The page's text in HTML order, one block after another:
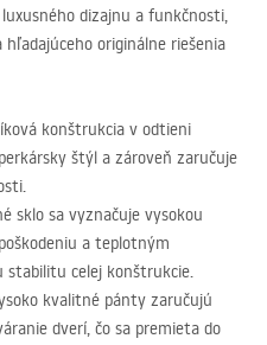
dizajnu a funkčnosti,
originálne riešenia
konštrukcia v odtieni
štýl a zároveň zaručuje
sklo sa vyznačuje vysokou
a teplotným
stabilitu celej konštrukcie.
kvalitné pánty zaručujú
dverí, čo sa premieta do